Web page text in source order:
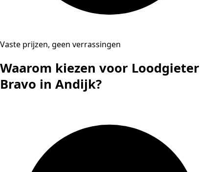
Vaste prijzen, geen verrassingen
Waarom kiezen voor Loodgieter
Bravo in Andijk?